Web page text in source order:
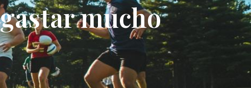
mucho